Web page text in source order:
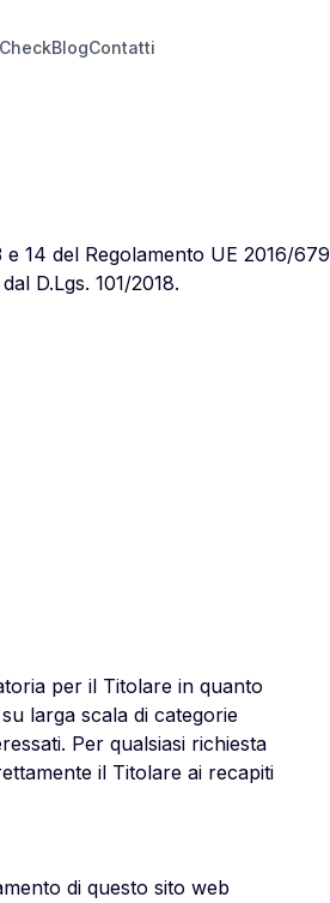
BlogContatti
14 del Regolamento UE 2016/679
D.Lgs. 101/2018.
per il Titolare in quanto
larga scala di categorie
Per qualsiasi richiesta
il Titolare ai recapiti
di questo sito web